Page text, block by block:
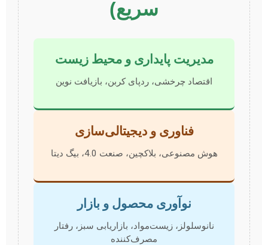
سریع)
مدیریت پایداری و محیط زیست
اقتصاد چرخشی، ردپای کربن، بازیافت نوین
فناوری و دیجیتالی‌سازی
هوش مصنوعی، بلاکچین، صنعت 4.0، بیگ دیتا
نوآوری محصول و بازار
نانوسلولز، زیست‌مواد، بازاریابی سبز، رفتار
مصرف‌کننده